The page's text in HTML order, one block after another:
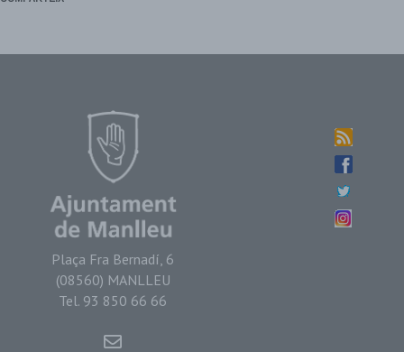
Plaça Fra Bernadí, 6
(08560) MANLLEU
Tel. 93 850 66 66